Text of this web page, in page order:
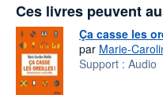
Ces livres peuvent
Ça casse les
par Marie-
Support : Audio